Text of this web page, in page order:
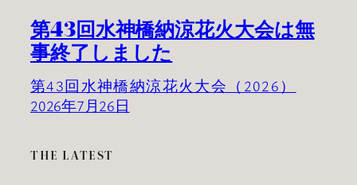
第43回水神橋納涼花火大会は無
事終了しました
第43回水神橋納涼花火大会（2026）
2026年7月26日
THE LATEST